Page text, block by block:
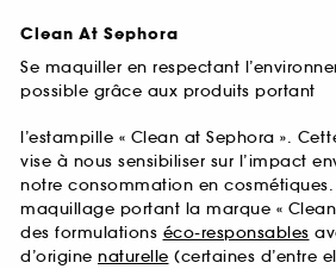
Clean At Sephora
Se maquiller en respectant
possible grâce aux produits portant
l’estampille « Clean at Sephora ».
vise à nous sensibiliser sur l’impact
notre consommation en
maquillage portant la marque «
des formulations éco-responsables
d’origine naturelle (certaines d’entre